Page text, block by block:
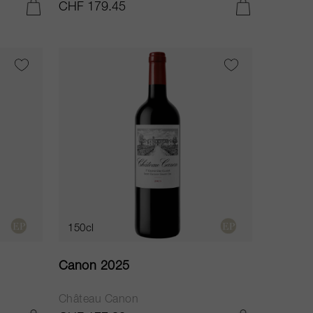
CHF 179.45
150cl
Canon 2025
Château Canon